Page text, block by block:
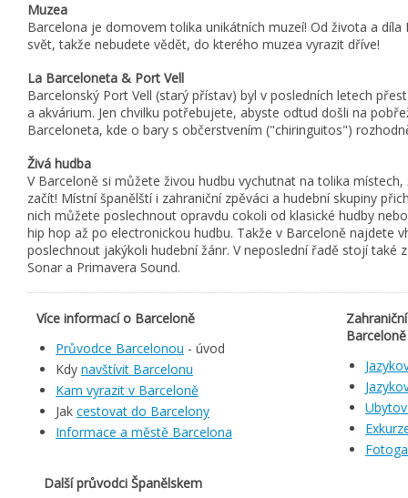
Muzea
Barcelona je domovem tolika unikátních muzeí! Od života a
svět, takže nebudete vědět, do kterého muzea vyrazit dříve!
La Barceloneta & Port Vell
Barcelonský Port Vell (starý přístav) byl v posledních letech
a akvárium. Jen chvilku potřebujete, abyste odtud došli na
Barceloneta, kde o bary s občerstvením ("chiringuitos")
Živá hudba
V Barceloně si můžete živou hudbu vychutnat na tolika
začít! Místní španělští i zahraniční zpěváci a hudební skupiny
nich můžete poslechnout opravdu cokoli od klasické hudby
hip hop až po electronickou hudbu. Takže v Barceloně najdete
poslechnout jakýkoli hudební žánr. V neposlední řadě stojí také
Sonar a Primavera Sound.
Více informací o Barceloně
Průvodce Barcelonou - úvod
Kdy navštívit Barcelonu
Kam vyrazit v Barceloně
Jak cestovat do Barcelony
Informace a městě Barcelona
Barceloně
Další průvodci Španělskem